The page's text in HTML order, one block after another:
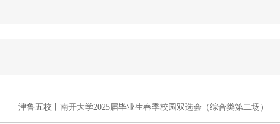
津鲁五校丨南开大学2025届毕业生春季校园双选会（综合类第二场）